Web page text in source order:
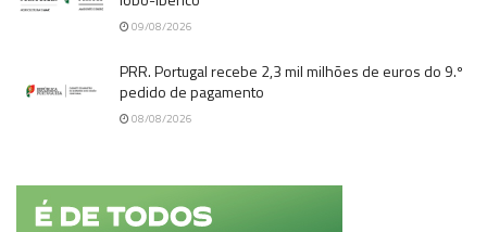
09/08/2026
PRR. Portugal recebe 2,3 mil milhões de euros do 9.º
pedido de pagamento
08/08/2026